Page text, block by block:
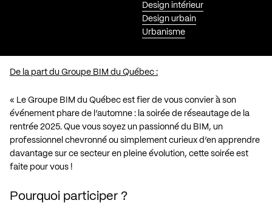
Design intérieur
Design urbain
Urbanisme
De la part du Groupe BIM du Québec :
« Le Groupe BIM du Québec est fier de vous convier à son
événement phare de l’automne : la soirée de réseautage de la
rentrée 2025. Que vous soyez un passionné du BIM, un
professionnel chevronné ou simplement curieux d’en apprendre
davantage sur ce secteur en pleine évolution, cette soirée est
faite pour vous !
Pourquoi participer ?